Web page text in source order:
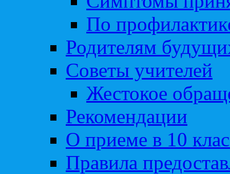
По
Родителям
Советы учителей
Жестокое
Рекомендации
О приеме в 10
Правила